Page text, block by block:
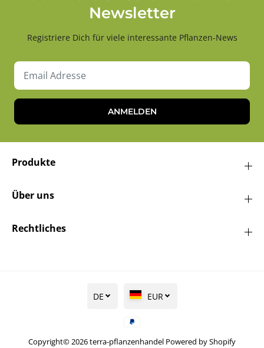
Newsletter
Registriere Dich für viele interessante Pflanzen-News
ANMELDEN
Produkte
Über uns
Rechtliches
Copyright© 2026terra-pflanzenhandel Powered by Shopify
DE EUR